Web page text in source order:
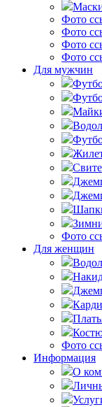
Фото
Фото
Фото
Фото
Для мужчин
Фото
Для женщин
Фото
Информация
О